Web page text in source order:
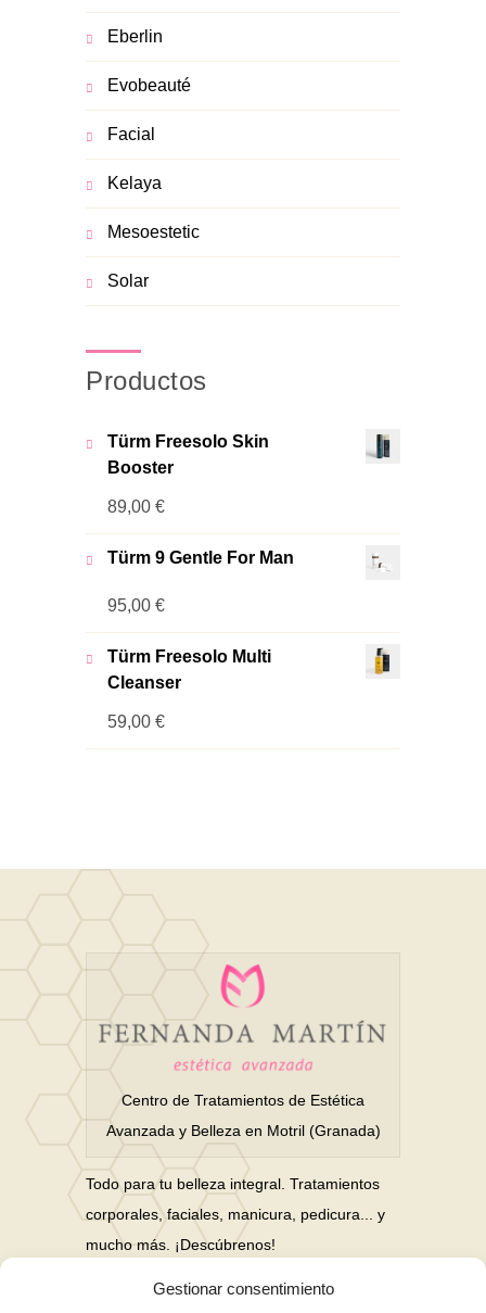
Gestionar consentimiento
Eberlin
Evobeauté
Facial
Kelaya
Mesoestetic
Solar
Productos
Türm Freesolo Skin
Booster
89,00 €
Türm 9 Gentle For Man
95,00 €
Türm Freesolo Multi
Cleanser
59,00 €
Centro de Tratamientos de Estética
Avanzada y Belleza en Motril (Granada)
Todo para tu belleza integral. Tratamientos
corporales, faciales, manicura, pedicura... y
mucho más. ¡Descúbrenos!
Nuestras Redes Sociales